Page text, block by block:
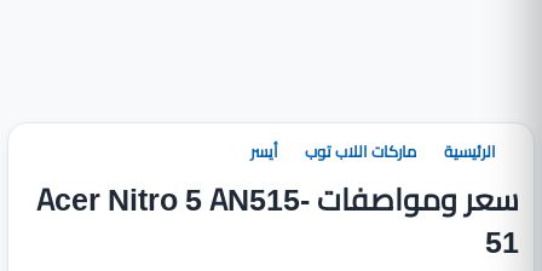
الرئيسية ماركات اللاب توب أيسر
سعر ومواصفات Acer Nitro 5 AN515-
51